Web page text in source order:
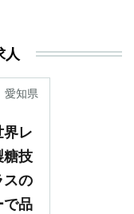
が
人
愛知県
界レ
糖技
スの
で品